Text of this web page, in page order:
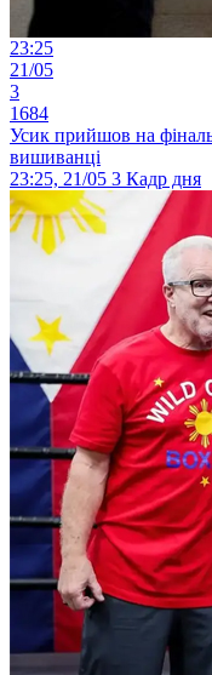
23:25
21/05
3
1684
Усик прийшов на
вишиванці
23:25, 21/05 3 Кадр дня